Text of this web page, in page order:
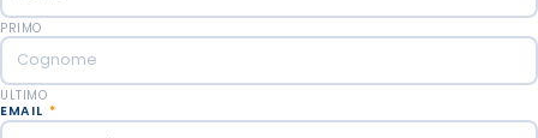
PRIMO
ULTIMO
EMAIL *